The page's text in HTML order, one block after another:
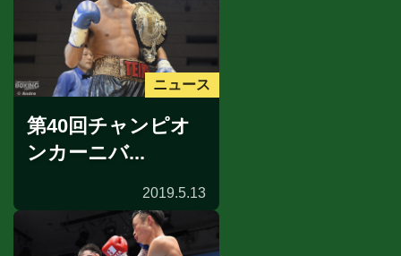
ニュース
第40回チャンピオ
ンカーニバ...
2019.5.13